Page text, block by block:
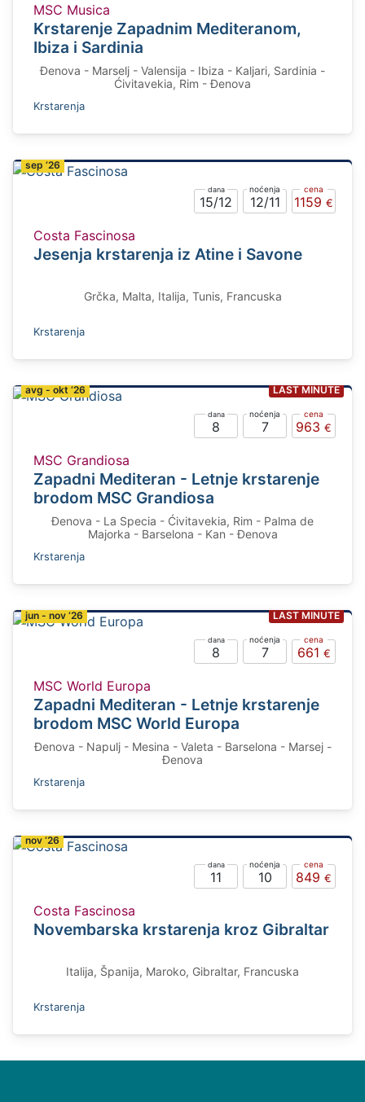
MSC Musica
Krstarenje Zapadnim Mediteranom,
Ibiza i Sardinia
Đenova - Marselj - Valensija - Ibiza - Kaljari, Sardinia -
Ćivitavekia, Rim - Đenova
Krstarenja
sep ‘26
15/12 12/11 1159
Costa Fascinosa
Jesenja krstarenja iz Atine i Savone
Grčka, Malta, Italija, Tunis, Francuska
Krstarenja
avg - okt ‘26 LAST MINUTE
8 7 963
MSC Grandiosa
Zapadni Mediteran - Letnje krstarenje
brodom MSC Grandiosa
Đenova - La Specia - Ćivitavekia, Rim - Palma de
Majorka - Barselona - Kan - Đenova
Krstarenja
jun - nov ‘26
LAST MINUTE
8 7 661
MSC World Europa
Zapadni Mediteran - Letnje krstarenje
brodom MSC World Europa
Đenova - Napulj - Mesina - Valeta - Barselona - Marsej -
Đenova
Krstarenja
nov ‘26
11 10 849
Costa Fascinosa
Novembarska krstarenja kroz Gibraltar
Italija, Španija, Maroko, Gibraltar, Francuska
Krstarenja